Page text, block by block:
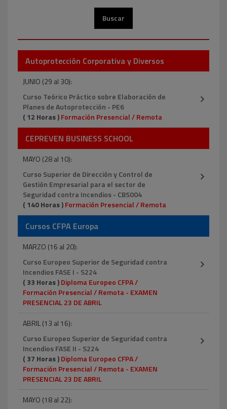
Autoprotección Corporativa y Diversos
JUNIO (29 al 30):
Curso Teórico Práctico sobre Elaboración de
Planes de Autoprotección - PE6
( 12 Horas )Formación Presencial / Remota
CEPREVEN BUSINESS SCHOOL
MAYO (28 al 10):
Curso Superior de Dirección y Control de
Gestión Empresarial para el sector de
Seguridad contra Incendios - CBS004
( 140 Horas )Formación Presencial / Remota
Cursos CFPA Europa
MARZO (16 al 20):
Curso Europeo Superior de Seguridad contra
Incendios FASE I - S224
( 33 Horas )Diploma Europeo CFPA /
Formación Presencial / Remota - EXAMEN
PRESENCIAL 23 DE ABRIL
ABRIL (13 al 16):
Curso Europeo Superior de Seguridad contra
Incendios FASE II - S224
( 37 Horas )Diploma Europeo CFPA /
Formación Presencial / Remota - EXAMEN
PRESENCIAL 23 DE ABRIL
MAYO (18 al 22):